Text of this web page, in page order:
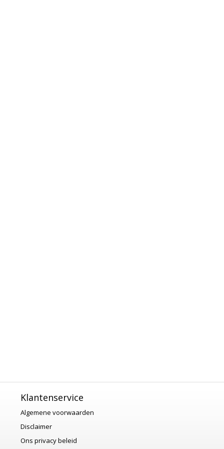
Klantenservice
Algemene voorwaarden
Disclaimer
Ons privacy beleid